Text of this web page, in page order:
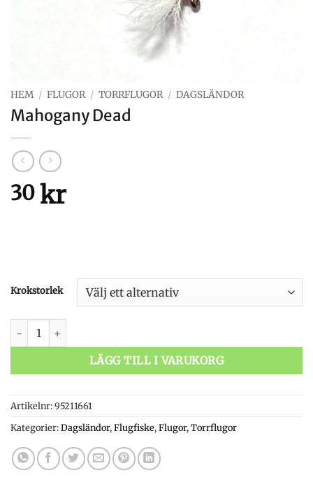
HEM / FLUGOR / TORRFLUGOR / DAGSLÄNDOR
Mahogany Dead
30kr
Krokstorlek
Mahogany Dead mängd
LÄGG TILL I VARUKORG
Artikelnr:95211661
Kategorier:Dagsländor,Flugfiske,Flugor,Torrflugor